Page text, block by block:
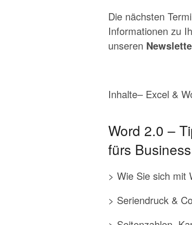
Die nächsten
Informationen zu
unseren
Inhalte– Excel &
Word 2.0 –
fürs Business
> Wie Sie sich mit
> Seriendruck &